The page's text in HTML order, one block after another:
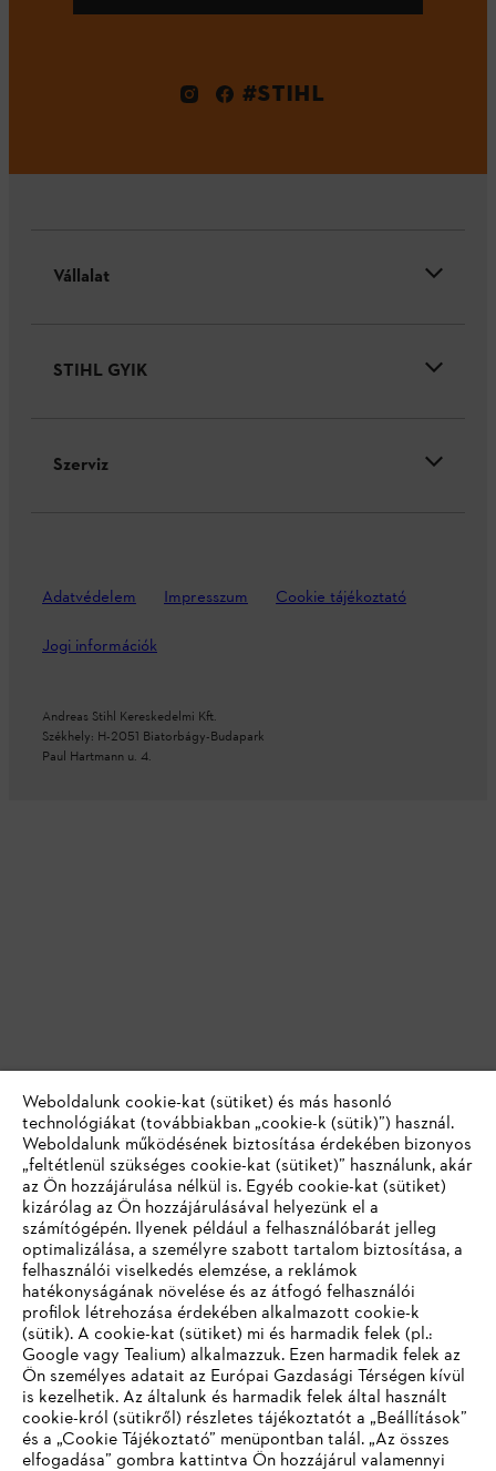
#STIHL
Vállalat
STIHL GYIK
Szerviz
Adatvédelem Impresszum Cookie tájékoztató
Jogi információk
Andreas Stihl Kereskedelmi Kft.
Székhely: H-2051 Biatorbágy-Budapark
Paul Hartmann u. 4.
Weboldalunk cookie-kat (sütiket) és más hasonló
technológiákat (továbbiakban „cookie-k (sütik)”) használ.
Weboldalunk működésének biztosítása érdekében bizonyos
„feltétlenül szükséges cookie-kat (sütiket)” használunk, akár
az Ön hozzájárulása nélkül is. Egyéb cookie-kat (sütiket)
kizárólag az Ön hozzájárulásával helyezünk el a
számítógépén. Ilyenek például a felhasználóbarát jelleg
optimalizálása, a személyre szabott tartalom biztosítása, a
felhasználói viselkedés elemzése, a reklámok
hatékonyságának növelése és az átfogó felhasználói
profilok létrehozása érdekében alkalmazott cookie-k
(sütik). A cookie-kat (sütiket) mi és harmadik felek (pl.:
Google vagy Tealium) alkalmazzuk. Ezen harmadik felek az
Ön személyes adatait az Európai Gazdasági Térségen kívül
is kezelhetik. Az általunk és harmadik felek által használt
cookie-król (sütikről) részletes tájékoztatót a „Beállítások”
és a „Cookie Tájékoztató” menüpontban talál. „Az összes
elfogadása” gombra kattintva Ön hozzájárul valamennyi